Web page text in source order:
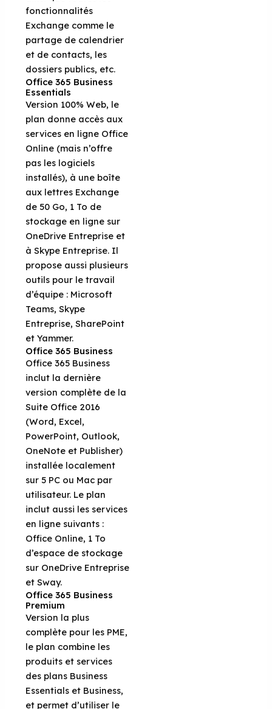
fonctionnalités
Exchange comme le
partage de calendrier
et de contacts, les
dossiers publics, etc.
Office 365 Business
Essentials
Version 100% Web, le
plan donne accès aux
services en ligne Office
Online (mais n’offre
pas les logiciels
installés), à une boîte
aux lettres Exchange
de 50 Go, 1 To de
stockage en ligne sur
OneDrive Entreprise et
à Skype Entreprise. Il
propose aussi plusieurs
outils pour le travail
d’équipe : Microsoft
Teams, Skype
Entreprise, SharePoint
et Yammer.
Office 365 Business
Office 365 Business
inclut la dernière
version complète de la
Suite Office 2016
(Word, Excel,
PowerPoint, Outlook,
OneNote et Publisher)
installée localement
sur 5 PC ou Mac par
utilisateur. Le plan
inclut aussi les services
en ligne suivants :
Office Online, 1 To
d’espace de stockage
sur OneDrive Entreprise
et Sway.
Office 365 Business
Premium
Version la plus
complète pour les PME,
le plan combine les
produits et services
des plans Business
Essentials et Business,
et permet d’utiliser le